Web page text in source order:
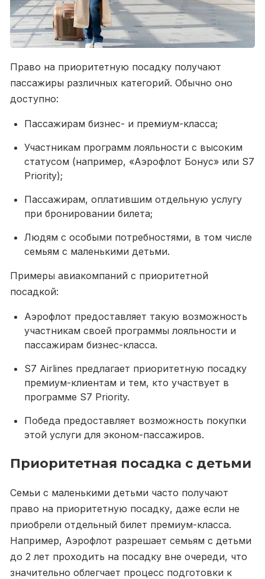
Право на приоритетную посадку получают
пассажиры различных категорий. Обычно оно
доступно:
Пассажирам бизнес- и премиум-класса;
Участникам программ лояльности с высоким
статусом (например, «Аэрофлот Бонус» или S7
Priority);
Пассажирам, оплатившим отдельную услугу
при бронировании билета;
Людям с особыми потребностями, в том числе
семьям с маленькими детьми.
Примеры авиакомпаний с приоритетной
посадкой:
Аэрофлот предоставляет такую возможность
участникам своей программы лояльности и
пассажирам бизнес-класса.
S7 Airlines предлагает приоритетную посадку
премиум-клиентам и тем, кто участвует в
программе S7 Priority.
Победа предоставляет возможность покупки
этой услуги для эконом-пассажиров.
Приоритетная посадка с детьми
Семьи с маленькими детьми часто получают
право на приоритетную посадку, даже если не
приобрели отдельный билет премиум-класса.
Например, Аэрофлот разрешает семьям с детьми
до 2 лет проходить на посадку вне очереди, что
значительно облегчает процесс подготовки к